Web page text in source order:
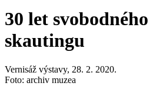
30 let
skautingu
Vernisáž výstavy, 28. 2. 2020.
Foto: archiv muzea